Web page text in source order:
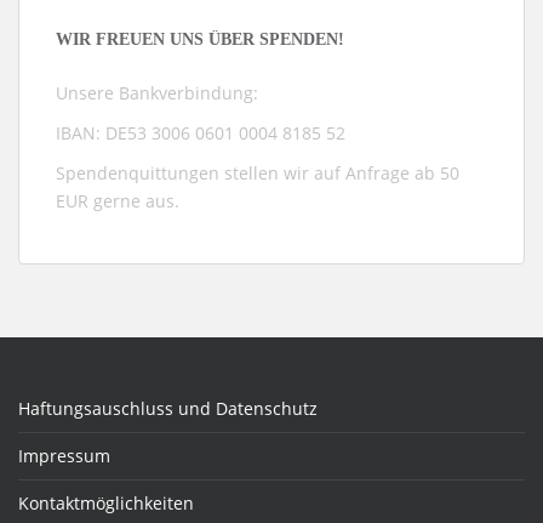
WIR FREUEN UNS ÜBER SPENDEN!
Unsere Bankverbindung:
IBAN: DE53 3006 0601 0004 8185 52
Spendenquittungen stellen wir auf Anfrage ab 50
EUR gerne aus.
Haftungsauschluss und Datenschutz
Impressum
Kontaktmöglichkeiten